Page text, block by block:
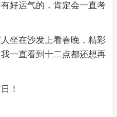
好运气的，肯定会一直考
坐在沙发上看春晚，精彩
一直看到十二点都还想再
！